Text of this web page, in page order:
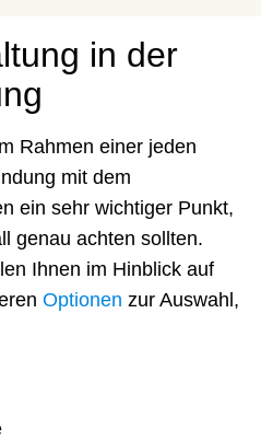
in der
Rahmen einer jeden
mit dem
ein sehr wichtiger Punkt,
genau achten sollten.
Ihnen im Hinblick auf
Optionen zur Auswahl,